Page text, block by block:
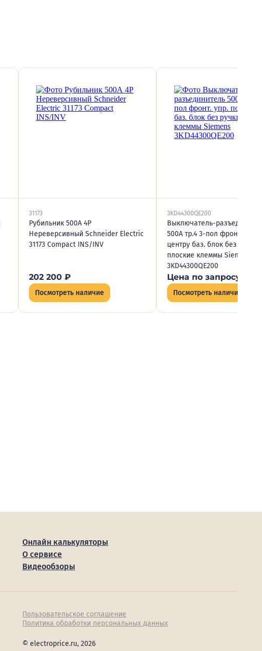
31173
Рубильник 500А 4P
Нереверсивный Schneider Electric
31173 Compact INS/INV
202 200 ₽
Посмотреть наличие
3KD44300QE200
Выключатель-
500А тр.4 3-пол фронт. упр.
центру баз. блок без ручки
плоские клеммы Siemens
3KD44300QE200
Цена по запросу
Посмотреть наличие
Онлайн калькуляторы
О сервисе
Видеообзоры
Пользовательское соглашение
Политика обработки персональных данных
© electroprice.ru, 2026